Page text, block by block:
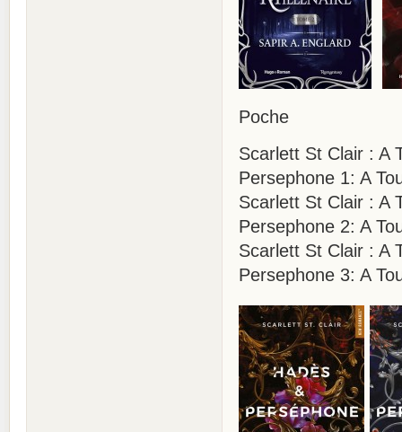
Poche
Scarlett St Clair : A
Persephone 1: A
Scarlett St Clair : A
Persephone 2: A
Scarlett St Clair : A
Persephone 3: A